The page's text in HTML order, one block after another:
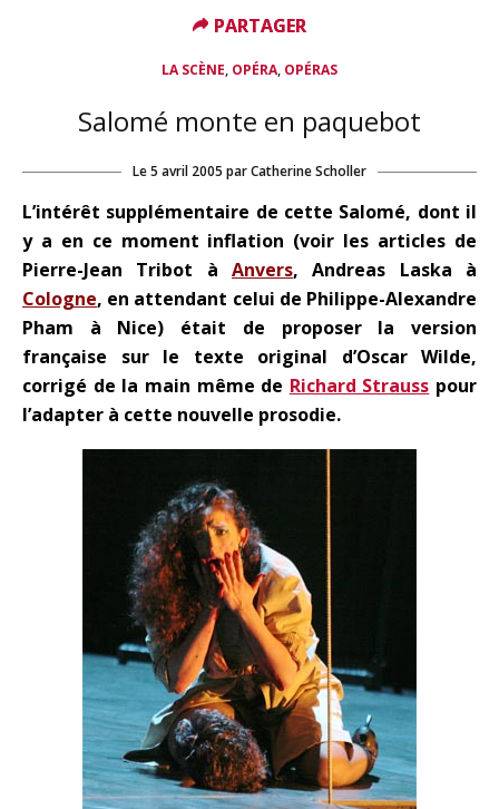
LA SCÈNE, OPÉRA, OPÉRAS
Salomé monte en paquebot
Le5 avril 2005 parCatherine Scholler
L’intérêt supplémentaire de cette Salomé, dont il
y a en ce moment inflation (voir les articles de
Pierre-Jean Tribot à Anvers, Andreas Laska à
Cologne, en attendant celui de Philippe-Alexandre
Pham à Nice) était de proposer la version
française sur le texte original d’Oscar Wilde,
corrigé de la main même de Richard Strauss pour
l’adapter à cette nouvelle prosodie.
PARTAGER
PARTAGER